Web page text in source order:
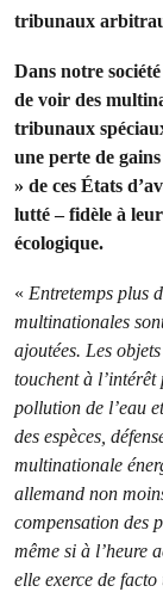
tribunaux
Dans notre
de voir des
tribunaux
une perte de
» de ces États
lutté – fidèle à
écologique.
« Entretemps plus
multinationales
ajoutées. Les
touchent à
pollution de l’eau
des espèces,
multinationale
allemand non
compensation des
même si à l’heure
elle exerce de